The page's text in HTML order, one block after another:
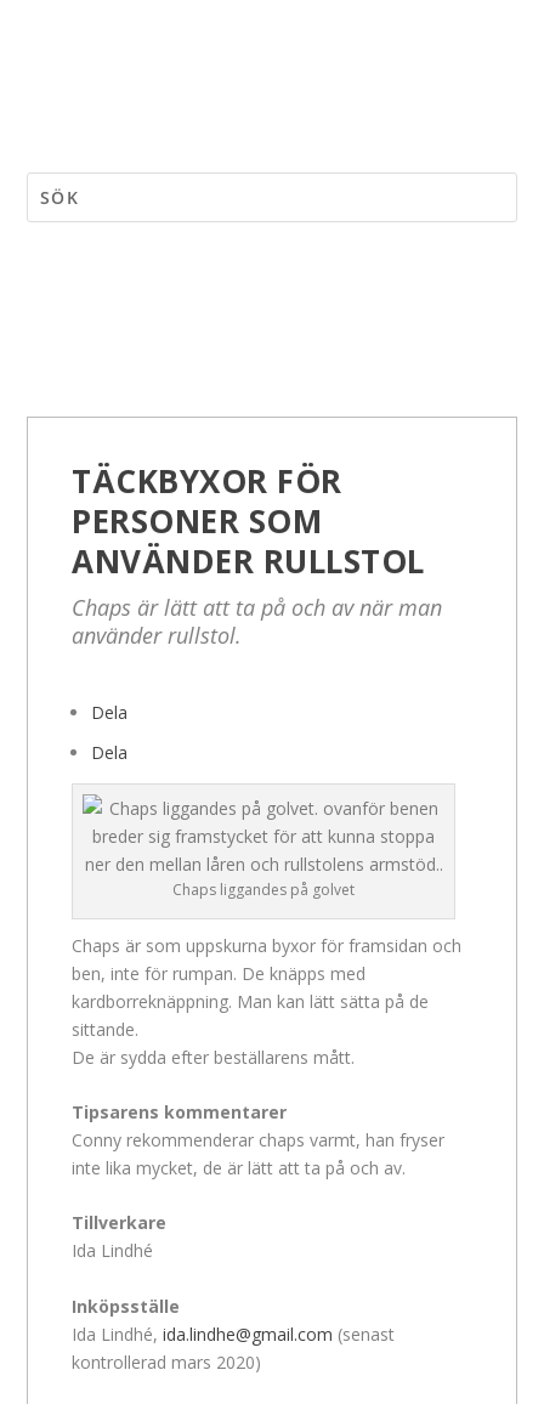
TÄCKBYXOR FÖR
PERSONER SOM
ANVÄNDER RULLSTOL
Chaps är lätt att ta på och av när man
använder rullstol.
Dela
Dela
Chaps liggandes på golvet
Chaps är som uppskurna byxor för framsidan och
ben, inte för rumpan. De knäpps med
kardborreknäppning. Man kan lätt sätta på de
sittande.
De är sydda efter beställarens mått.
Tipsarens kommentarer
Conny rekommenderar chaps varmt, han fryser
inte lika mycket, de är lätt att ta på och av.
Tillverkare
Ida Lindhé
Inköpsställe
Ida Lindhé,ida.lindhe@gmail.com (senast
kontrollerad mars 2020)